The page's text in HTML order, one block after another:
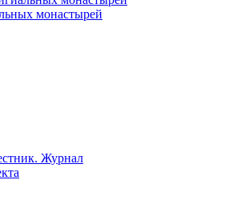
монастырей
Журнал